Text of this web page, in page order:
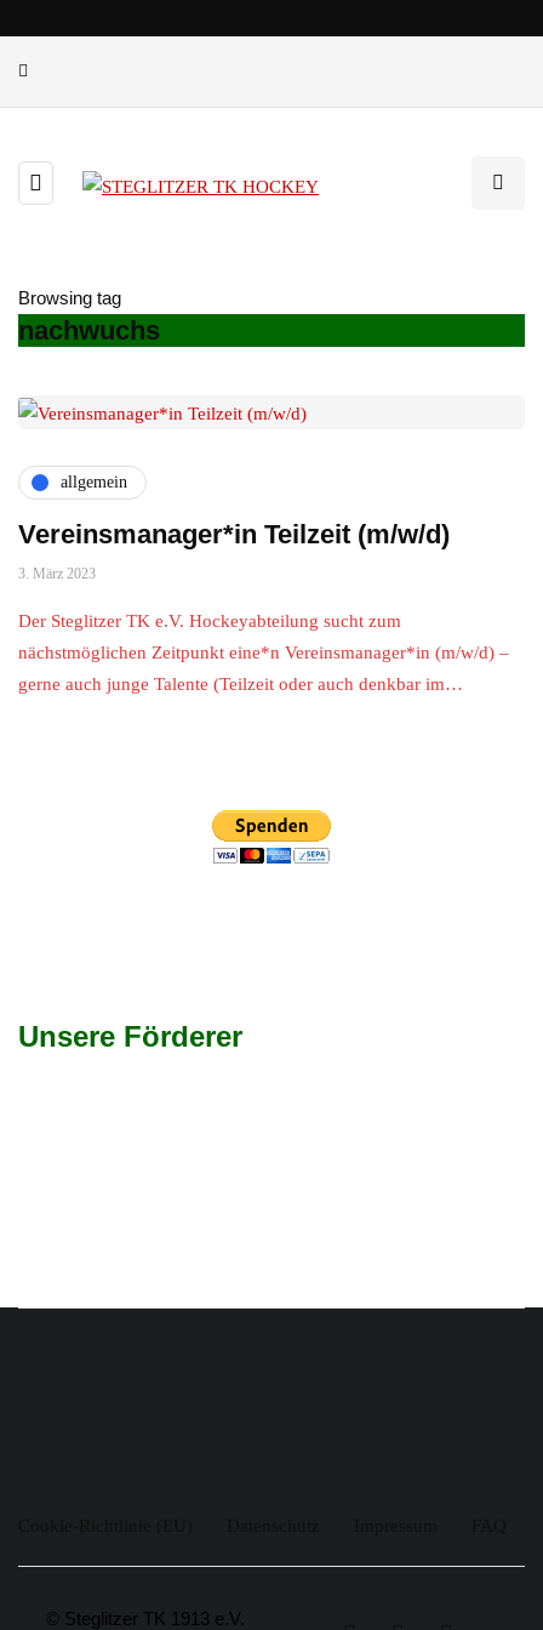
Browsing tag
nachwuchs
allgemein
Vereinsmanager*in Teilzeit (m/w/d)
3. März 2023
Der Steglitzer TK e.V. Hockeyabteilung sucht zum
nächstmöglichen Zeitpunkt eine*n Vereinsmanager*in (m/w/d) –
gerne auch junge Talente (Teilzeit oder auch denkbar im…
Unsere Förderer
© Steglitzer TK 1913 e.V.